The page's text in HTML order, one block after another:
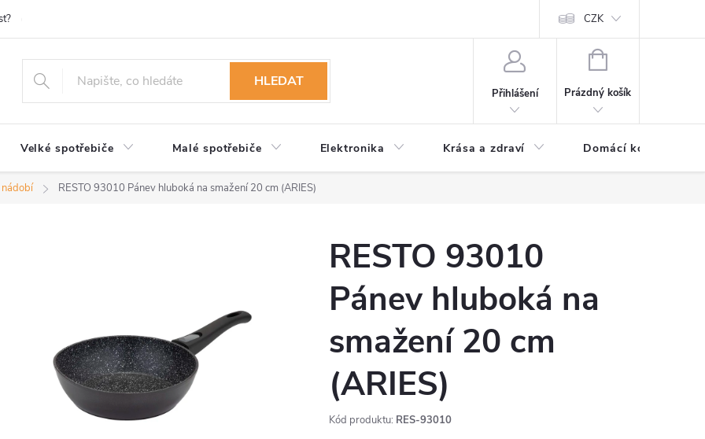
Prohlášení o ochraně osobních údajů
CZK
HLEDAT
Přihlášení
NÁKUPNÍ
Prázdný košík
Velké spotřebiče Malé spotřebiče Elektronika Krása a zdraví Domácí komfort
RESTO 93010 Pánev hluboká na smažení 20 cm (ARIES)
RESTO 93010
Pánev hluboká na
smažení 20 cm
(ARIES)
Kód produktu: RES-93010